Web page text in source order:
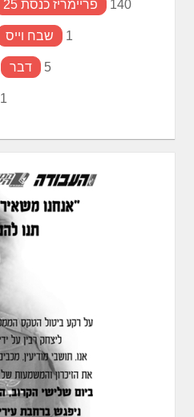
פריימריז כנסת 25 140
שבח וייס 1
דבר 5
1